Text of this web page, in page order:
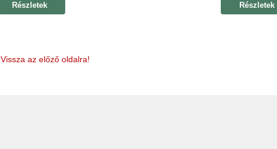
Részletek Részletek
Vissza az előző oldalra!